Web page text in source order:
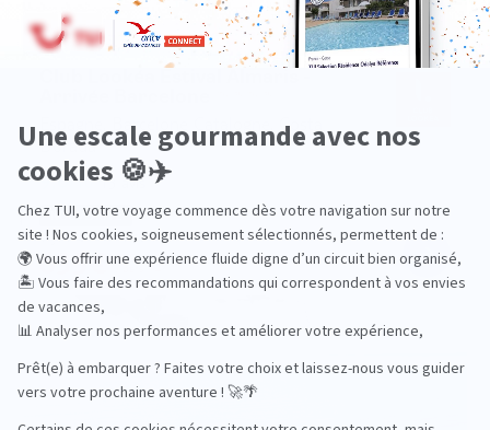
Espagne, Barcelone Catalogne, Costa
Dorada
9,6/1013 avis
NOUVEAUTÉ
8 jours / 7 nuits dès
635€
TTC
/ pers.